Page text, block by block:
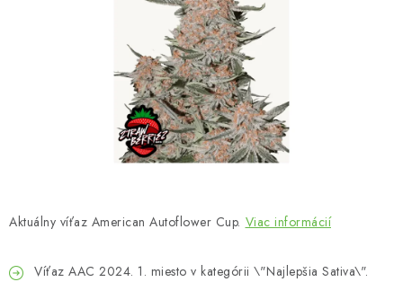
Platba a dodanie
Podmienky ochrany osobných údajov
Obchodné podmienky
Veľkoobchod
Formulár na odstúpenie od zmluvy
Aktuálny víťaz American Autoflower Cup. Viac informácií
Víťaz AAC 2024. 1. miesto v kategórii \"Najlepšia Sativa\".